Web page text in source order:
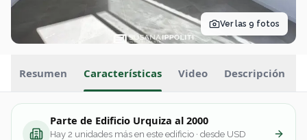
Ver las 9 fotos
Resumen Características Video Descripción
Parte de Edificio Urquiza al 2000
Hay 2 unidades más en este edificio · desde USD